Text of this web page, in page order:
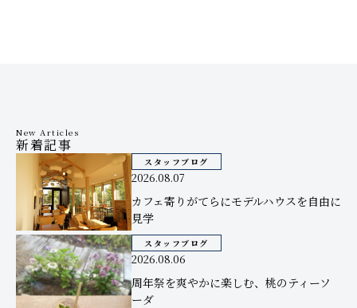
New Articles
新着記事
スタッフブログ
2026.08.07
カフェ寄りがてらにモデルハウスを自由に
見学
スタッフブログ
2026.08.06
周年祭を爽やかに楽しむ、桃のティーソ
ーダ